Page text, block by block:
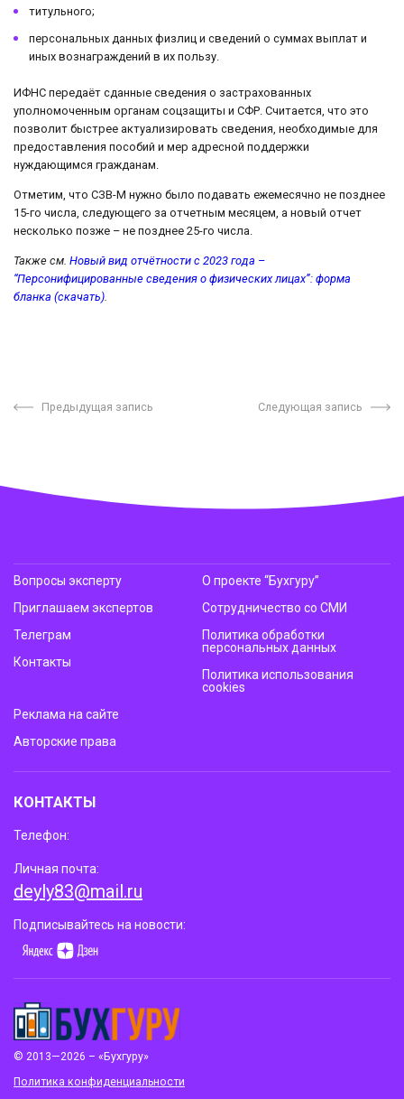
титульного;
персональных данных физлиц и сведений о суммах выплат и
иных вознаграждений в их пользу.
ИФНС передаёт сданные сведения о застрахованных
уполномоченным органам соцзащиты и СФР. Считается, что это
позволит быстрее актуализировать сведения, необходимые для
предоставления пособий и мер адресной поддержки
нуждающимся гражданам.
Отметим, что СЗВ-М нужно было подавать ежемесячно не позднее
15-го числа, следующего за отчетным месяцем, а новый отчет
несколько позже – не позднее 25-го числа.
Также см. Новый вид отчётности с 2023 года –
“Персонифицированные сведения о физических лицах”: форма
бланка (скачать)
Предыдущая запись Следующая запись
© 2013—2026 – «Бухгуру»
Политика конфиденциальности
Вопросы эксперту
Приглашаем экспертов
Телеграм
Контакты
О проекте “Бухгуру”
Сотрудничество со СМИ
Политика обработки
персональных данных
Политика использования
cookies
Реклама на сайте
Авторские права
КОНТАКТЫ
Телефон:
Личная почта:
deyly83@mail.ru
Подписывайтесь на новости: